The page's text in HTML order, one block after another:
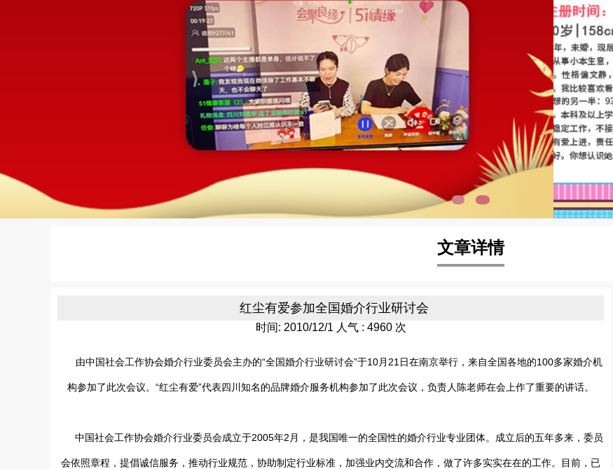
文章详情
红尘有爱参加全国婚介行业研讨会
时间: 2010/12/1 人气 : 4960 次
由中国社会工作协会婚介行业委员会主办的“全国婚介行业研讨会”于10月21日在南京举行，来自全国各地的100多家婚介机
构参加了此次会议。“红尘有爱”代表四川知名的品牌婚介服务机构参加了此次会议，负责人陈老师在会上作了重要的讲话。
中国社会工作协会婚介行业委员会成立于2005年2月，是我国唯一的全国性的婚介行业专业团体。成立后的五年多来，委员
会依照章程，提倡诚信服务，推动行业规范，协助制定行业标准，加强业内交流和合作，做了许多实实在在的工作。目前，已